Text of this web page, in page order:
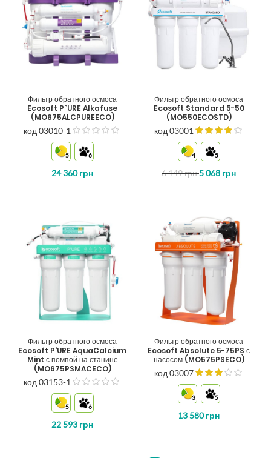
Фильтр обратного осмоса
Ecosoft P`URE Alkafuse
(MO675ALCPUREECO)
код 03010-1
5 6
24 360грн
Фильтр обратного осмоса
Ecosoft Standard 5-50
(MO550ECOSTD)
код 03001
4 5
6 149грн5 068 грн
Фильтр обратного осмоса
Ecosoft P'URE AquaCalcium
Mint с помпой на станине
(MO675PSMACECO)
код 03153-1
5 6
22 593 грн
Фильтр обратного осмоса
Ecosoft Absolute 5-75PS с
насосом (MO575PSECO)
код 03007
3 5
13 580грн